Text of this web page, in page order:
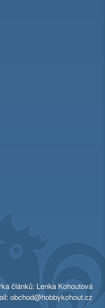
článků: Lenka Kohoutová
obchod@hobbykohout.cz